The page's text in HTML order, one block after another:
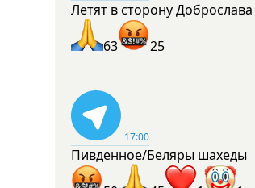
Летят в сторону Доброслава
63 25
17:00
Пивденное/Беляры шахеды